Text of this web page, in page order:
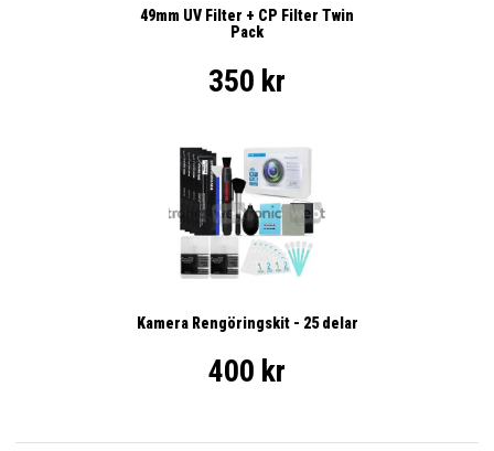
49mm UV Filter + CP Filter Twin
Pack
350 kr
Kamera Rengöringskit - 25 delar
400 kr